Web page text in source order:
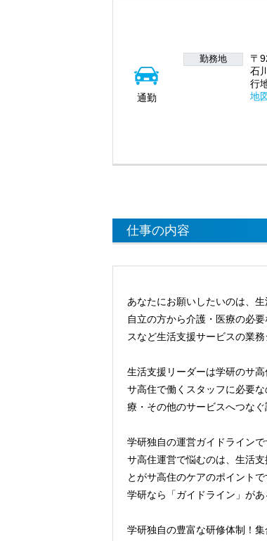
通勤
勤務地
〒
石
行
地
仕事の内容
あなたにお願いしたいのは、
自立の方から介護・医療の必
スなど生活支援サービスの業
生活支援リーダーは学研のサ
サ高住で働くスタッフに必要
療・その他のサービスへつな
学研独自の運営ガイドライン
サ高住運営で悩むのは、生活
とがサ高住のケアのポイントで
学研なら「ガイドライン」があ
学研独自の豊富な研修体制！